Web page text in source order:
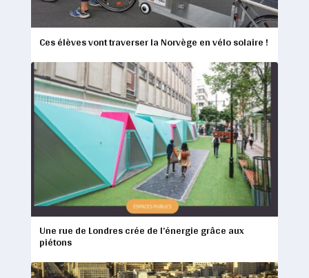
Ces élèves vont traverser la Norvège en vélo solaire !
Une rue de Londres crée de l’énergie grâce aux
piétons